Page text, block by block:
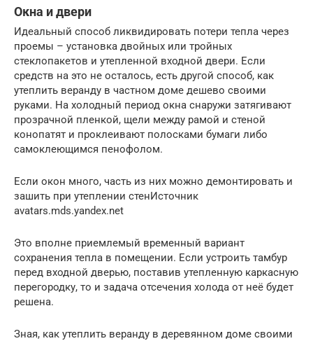
Окна и двери
Идеальный способ ликвидировать потери тепла через
проемы – установка двойных или тройных
стеклопакетов и утепленной входной двери. Если
средств на это не осталось, есть другой способ, как
утеплить веранду в частном доме дешево своими
руками. На холодный период окна снаружи затягивают
прозрачной пленкой, щели между рамой и стеной
конопатят и проклеивают полосками бумаги либо
самоклеющимся пенофолом.
Если окон много, часть из них можно демонтировать и
зашить при утеплении стенИсточник
avatars.mds.yandex.net
Это вполне приемлемый временный вариант
сохранения тепла в помещении. Если устроить тамбур
перед входной дверью, поставив утепленную каркасную
перегородку, то и задача отсечения холода от неё будет
решена.
Зная, как утеплить веранду в деревянном доме своими